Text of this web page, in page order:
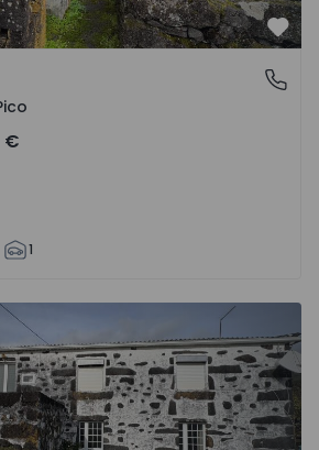
€
1
do Pico, Ribeiras - 1575370 - 1